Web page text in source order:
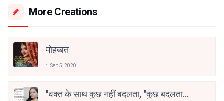
More Creations
मोहब्बत
Sep 5, 2020
"वक्त के साथ कुछ नहीं बदलता, "कुछ बदलता है